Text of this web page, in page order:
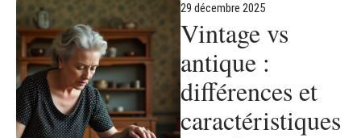
29 décembre 2025
Vintage vs
antique :
différences et
caractéristiques